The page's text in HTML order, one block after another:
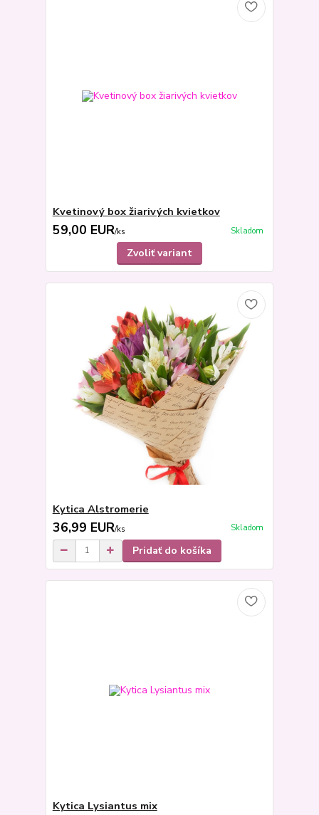
Kvetinový box žiarivých kvietkov
59,00 EUR/ks Skladom
Zvoliť variant
Kytica Alstromerie
36,99 EUR/ks Skladom
Pridať do košíka
Kytica Lysiantus mix